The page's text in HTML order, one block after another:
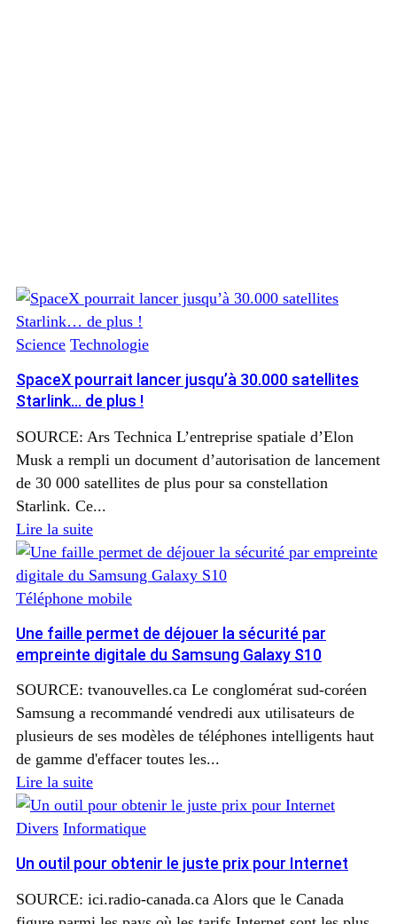
Science Technologie
SpaceX pourrait lancer jusqu’à 30.000 satellites
Starlink… de plus !
SOURCE: Ars Technica L’entreprise spatiale d’Elon
Musk a rempli un document d’autorisation de lancement
de 30 000 satellites de plus pour sa constellation
Starlink. Ce...
Lire la suite
Téléphone mobile
Une faille permet de déjouer la sécurité par
empreinte digitale du Samsung Galaxy S10
SOURCE: tvanouvelles.ca Le conglomérat sud-coréen
Samsung a recommandé vendredi aux utilisateurs de
plusieurs de ses modèles de téléphones intelligents haut
de gamme d'effacer toutes les...
Lire la suite
Divers Informatique
Un outil pour obtenir le juste prix pour Internet
SOURCE: ici.radio-canada.ca Alors que le Canada